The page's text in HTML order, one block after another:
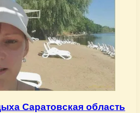
Саратовская область